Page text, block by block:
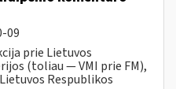
09
prie Lietuvos
(toliau — VMI prie FM),
Respublikos